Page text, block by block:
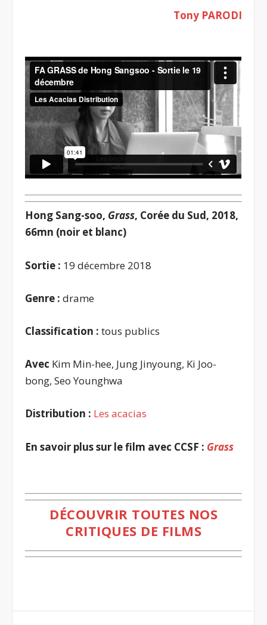
Tony PARODI
Hong Sang-soo, Grass, Corée du Sud, 2018,
66mn (noir et blanc)
Sortie : 19 décembre 2018
Genre : drame
Classification :tous publics
Avec Kim Min-hee, Jung Jinyoung, Ki Joo-
bong, Seo Younghwa
Distribution : Les acacias
En savoir plus sur le film avec CCSF : Grass
DÉCOUVRIR TOUTES NOS
CRITIQUES DE FILMS